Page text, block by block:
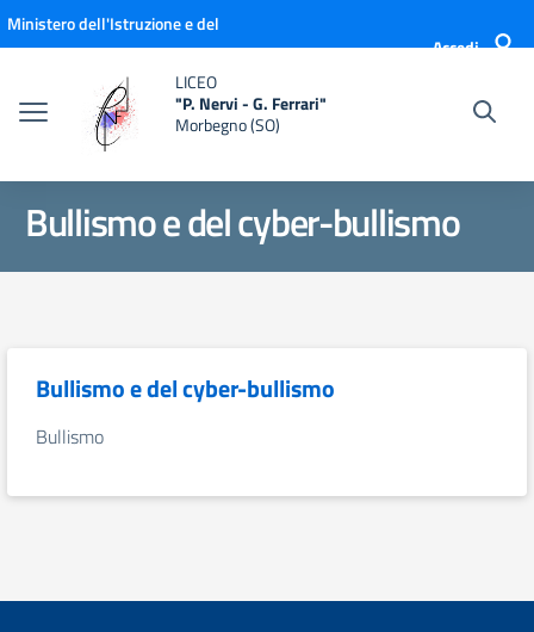
Vai ai contenuti
Vai al menu di navigazione
Vai al footer
Ministero dell'Istruzione e del
Accedi
LICEO
"P. Nervi - G. Ferrari"
Morbegno (SO)
Bullismo e del cyber-bullismo
Bullismo e del cyber-bullismo
Bullismo